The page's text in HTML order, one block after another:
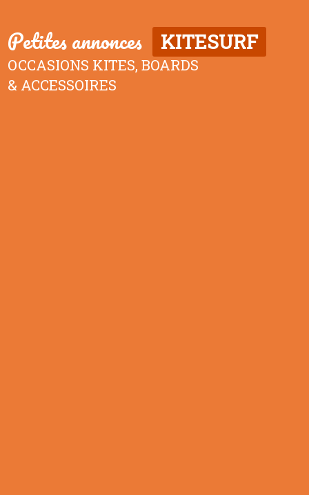
Petites annonces KITESURF
OCCASIONS KITES, BOARDS
& ACCESSOIRES